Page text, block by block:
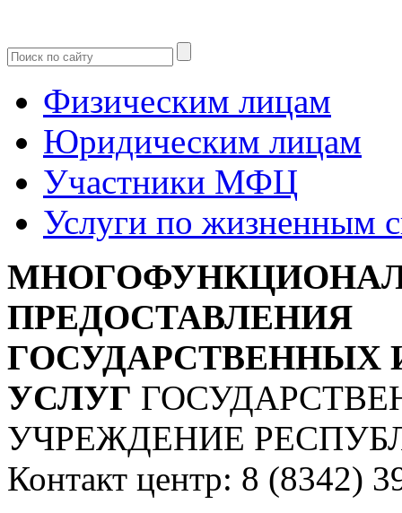
Физическим лицам
Юридическим лицам
Участники МФЦ
Услуги по жизненным
ПРЕДОСТАВЛЕНИЯ
УСЛУГ
УЧРЕЖДЕНИЕ
Контакт центр: 8 (8342)